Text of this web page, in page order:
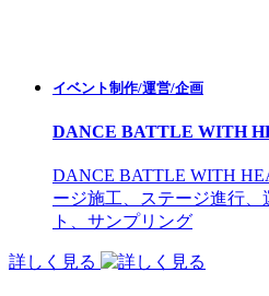
イベント制作/運営/企画
DANCE BATTLE WITH
DANCE BATTLE WITH
ージ施工、ステージ進行
ト、サンプリング
詳しく見る